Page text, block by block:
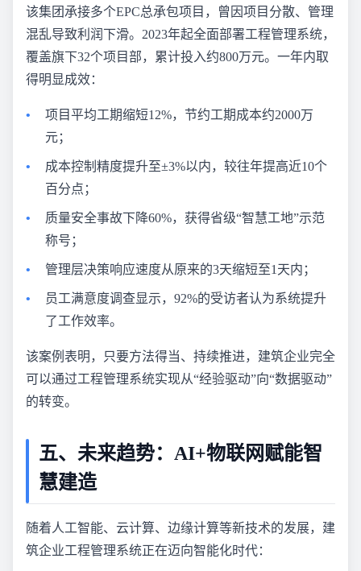
该集团承接多个EPC总承包项目，曾因项目分散、管理
混乱导致利润下滑。2023年起全面部署工程管理系统，
覆盖旗下32个项目部，累计投入约800万元。一年内取
得明显成效：
项目平均工期缩短12%，节约工期成本约2000万
元；
成本控制精度提升至±3%以内，较往年提高近10个
百分点；
质量安全事故下降60%，获得省级“智慧工地”示范
称号；
管理层决策响应速度从原来的3天缩短至1天内；
员工满意度调查显示，92%的受访者认为系统提升
了工作效率。
该案例表明，只要方法得当、持续推进，建筑企业完全
可以通过工程管理系统实现从“经验驱动”向“数据驱动”
的转变。
五、未来趋势：AI+物联网赋能智
慧建造
随着人工智能、云计算、边缘计算等新技术的发展，建
筑企业工程管理系统正在迈向智能化时代：